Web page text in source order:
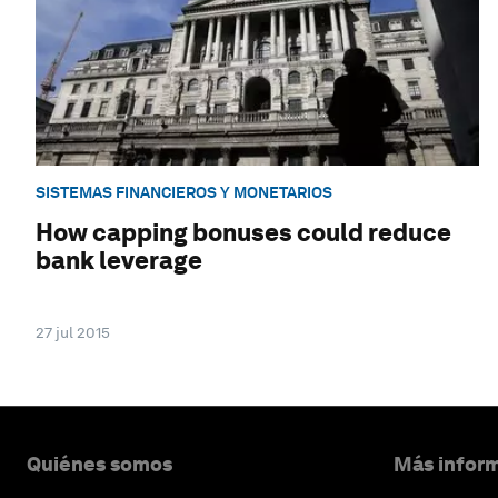
SISTEMAS FINANCIEROS Y MONETARIOS
How capping bonuses could reduce
bank leverage
27 jul 2015
Quiénes somos Más